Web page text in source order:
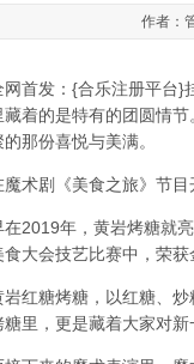
作者：
网首发：{合乐注册平台}
藏着的是特有的团圆情
的那份喜悦与美满。
剧《美食之旅》节目
年，黄岩烤糖就亮
食大会技艺比赛中，荣获
糖烤糖，以红糖、炒
糖里，更是藏着大家对